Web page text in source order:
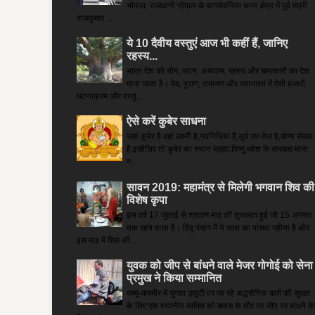
भोपाल: राजधानी भोपाल के बागसेवनिया थाना क्षेत्र में पूर्व मंत्री
राजकुमार ...
ये 10 दैवीय वस्तुएं आज भी कहीं हैं, जानिए
रहस्य...
भारत देश को योग, ध्यान, अध्यात्म, रहस्य और चमत्कारों का देश
माना जाता है। वेद, पुराण, रामायण और महाभारत में ऐसी हजारों
घटनाक्रम और वस्तु...
ऐसे करें कुबेर साधना
जहां कुबेर है­ वहां लक्ष्मी है,नवनिधियां हैं,सूर्य का तेज है,योग्य सेवक
है,इसीलिए तो कुबेर का स्थान ब्रह्मा,विष्णु,महेश के समकक्ष माना
ग...
सावन 2019: महामंत्र से मिलेगी भगवान शिव की
विशेष कृपा
इस वर्ष 17 जुलाई से श्रावण माह की शुरुआत हुई जो 15 अगस्त
तक रहने वाला है। हिंदू पंचांग में ये साल का पांचवा महीना है और
इस माह में शिव की...
युवक को जीप से बांधने वाले मेजर गोगोई को सेना
प्रमुख ने किया सम्‍मानित
जम्मू-कश्मीर में चुनाव ड्यूटी पर जा रहे अद्धसैनिक बलों की सुरक्षा
के लिए एक स्थानीय व्यक्ति को कवच के तौर पर जीप पर बांधने के